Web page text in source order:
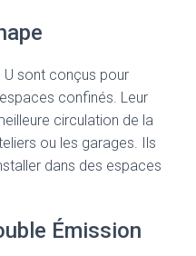
sont conçus pour
confinés. Leur
circulation de la
ou les garages. Ils
dans des espaces
Émission